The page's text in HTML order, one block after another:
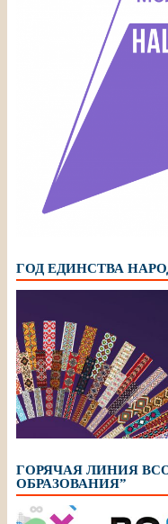
ГОД ЕДИНСТВА
ГОРЯЧАЯ ЛИНИЯ
ОБРАЗОВАНИЯ”